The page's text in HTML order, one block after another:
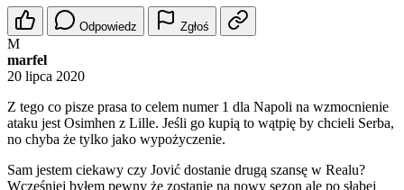
Odpowiedz Zgłoś
M
marfel
20 lipca 2020
Z tego co pisze prasa to celem numer 1 dla Napoli na wzmocnienie
ataku jest Osimhen z Lille. Jeśli go kupią to wątpię by chcieli Serba,
no chyba że tylko jako wypożyczenie.
Sam jestem ciekawy czy Jović dostanie drugą szansę w Realu?
Wcześniej byłem pewny że zostanie na nowy sezon ale po słabej